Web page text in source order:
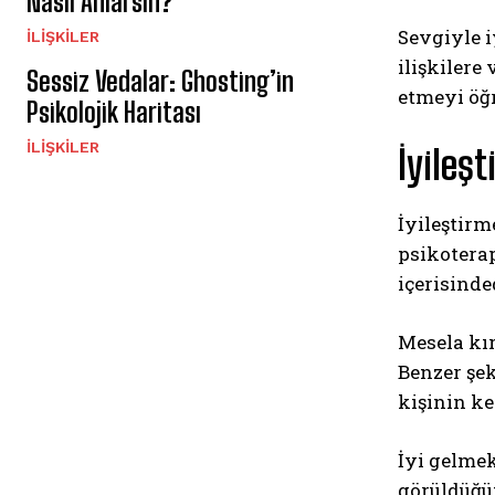
İLIŞKILER
Sessiz Vedalar: Ghosting’in
Psikolojik Haritası
İLIŞKILER
Sevgiyle
ilişkilere
etmeyi
Mesela
Benzer
kişinin
İyi